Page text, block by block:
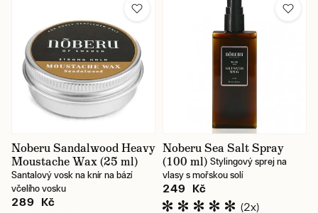
Noberu Sandalwood Heavy
Moustache Wax (25 ml)
Santalový vosk na knír na bází
včelího vosku
289 Kč
Noberu Sea Salt Spray
(100 ml) Stylingový sprej na
vlasy s mořskou solí
249 Kč
(2x)